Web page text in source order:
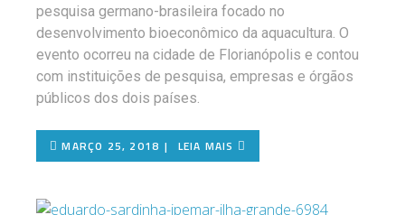
pesquisa germano-brasileira focado no
desenvolvimento bioeconômico da aquacultura. O
evento ocorreu na cidade de Florianópolis e contou
com instituições de pesquisa, empresas e órgãos
públicos dos dois países.
MARÇO 25, 2018 LEIA MAIS